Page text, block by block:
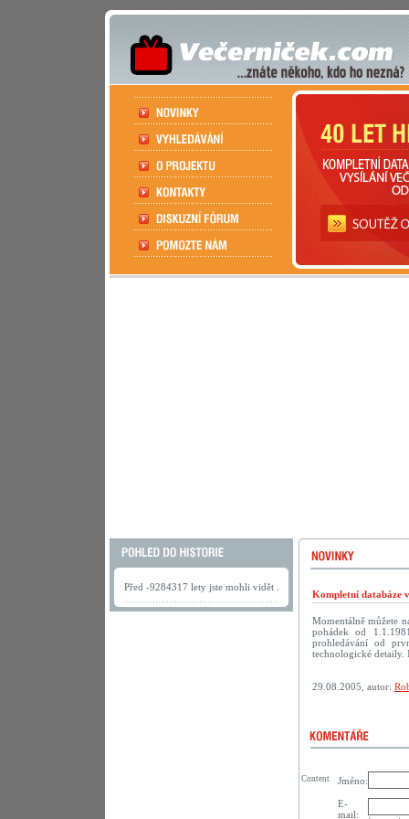
Před -9284317 lety jste mohli vidět .
Kompletní databáze
Momentálně můžete
pohádek od
prohledávání od
technologické detaily.
29.08.2005, autor:
Jméno:
E-
mail:
Content